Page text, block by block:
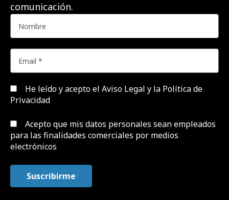
comunicación.
He leído y acepto el Aviso Legal y la Política de
Privacidad
Acepto que mis datos personales sean empleados
para las finalidades comerciales por medios
electrónicos